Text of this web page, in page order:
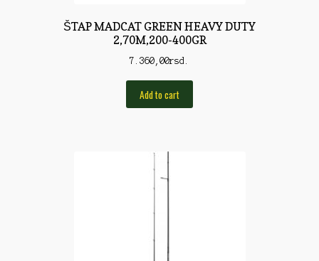
ŠTAP MADCAT GREEN HEAVY DUTY
2,70M,200-400GR
7.360,00rsd.
Add to cart